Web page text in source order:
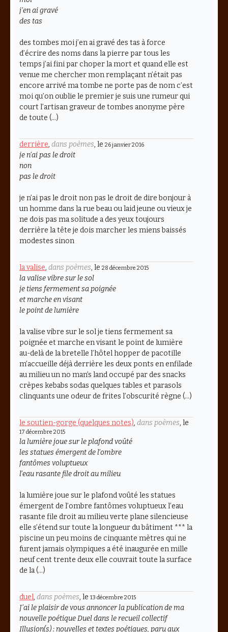
j’en ai gravé
des tas
des tombes moi j’en ai gravé des tas à force
d’écrire des noms dans la pierre par tous les
temps j’ai fini par choper la mort et quand elle est
venue me chercher mon remplaçant n’était pas
encore arrivé ma tombe ne porte pas de nom c’est
moi qu’on oublie le premier je suis une rumeur qui
court l’artisan graveur de tombes anonyme père
de toute (…)
derrière, dans poèmes, le 26 janvier 2016
je n’ai pas le droit
non
pas le droit
je n’ai pas le droit non pas le droit de dire bonjour à
un homme dans la rue beau ou laid jeune ou vieux je
ne dois pas ma solitude a des yeux toujours
derrière la tête je dois marcher les miens baissés
modestes sinon
la valise, dans poèmes, le 28 décembre 2015
la valise vibre sur le sol
je tiens fermement sa poignée
et marche en visant
le point de lumière
la valise vibre sur le sol je tiens fermement sa
poignée et marche en visant le point de lumière
au-delà de la bretelle l’hôtel hopper de pacotille
m’accueille déjà derrière les deux ponts en enfilade
au milieu un no man’s land occupé par des snacks
crèpes kebabs sodas quelques tables et parasols
clinquants une odeur de frites l’obscurité règne (…)
le soutien-gorge (quelques notes), dans poèmes, le
17 décembre 2015
la lumière joue sur le plafond voûté
les statues émergent de l’ombre
fantômes voluptueux
l’eau rasante file droit au milieu
la lumière joue sur le plafond voûté les statues
émergent de l’ombre fantômes voluptueux l’eau
rasante file droit au milieu verte plane silencieuse
elle s’étend sur toute la longueur du bâtiment *** la
piscine un peu moins de cinquante mètres qui ne
furent jamais olympiques a été inaugurée en mille
neuf cent trente deux elle couvrait toute la surface
de la (…)
duel, dans poèmes, le 13 décembre 2015
J’ai le plaisir de vous annoncer la publication de ma
nouvelle poétiqueDueldans le recueil collectif
Illusion(s) : nouvelles et textes poétiques, paru aux